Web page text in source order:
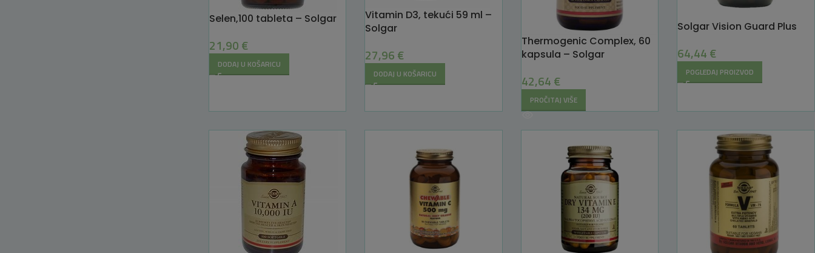
Selen,100 tableta – Solgar
21,90 €
DODAJ U KOŠARICU
Vitamin D3, tekući 59 ml –
Solgar
27,96 €
DODAJ U KOŠARICU
Thermogenic Complex, 60
kapsula – Solgar
42,64 €
PROČITAJ VIŠE
Solgar Vision Guard Plus
64,44 €
POGLEDAJ PROIZVOD